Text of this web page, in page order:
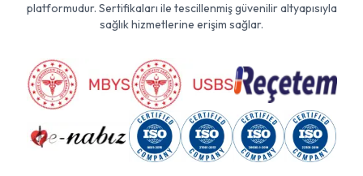
platformudur. Sertifikaları ile tescillenmiş güvenilir altyapısıyla
sağlık hizmetlerine erişim sağlar.